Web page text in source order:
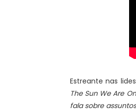
Estreante nas
The Sun We Are
fala sobre